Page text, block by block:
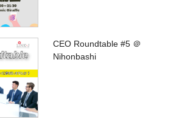
CEO Roundtable #5 ＠
Nihonbashi